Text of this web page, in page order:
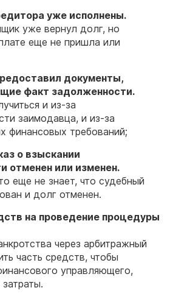
уже исполнены.
уже вернул долг, но
еще не пришла или
документы,
факт задолженности.
и из-за
заимодавца, и из-за
финансовых требований;
о взыскании
отменен или изменен.
еще не знает, что судебный
и долг отменен.
на проведение процедуры
через арбитражный
часть средств, чтобы
управляющего,